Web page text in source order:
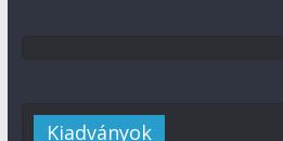
Kiadványok